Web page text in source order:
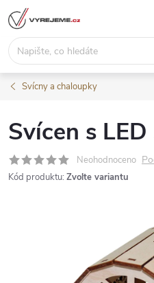
Přejít
na
obsah
Svícny a chaloupky
Svícen s
Neohodnoceno
Kód produktu: Zvolte variantu